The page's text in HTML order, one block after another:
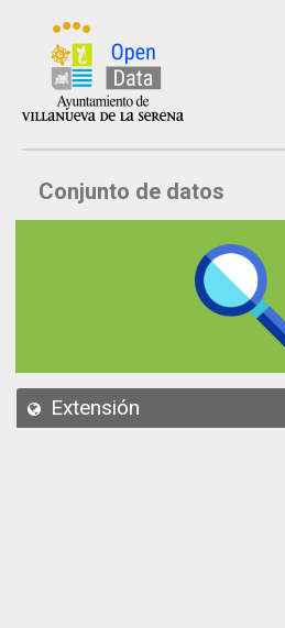
Inicio
Datos
API
Conjunto de datos
Extensión